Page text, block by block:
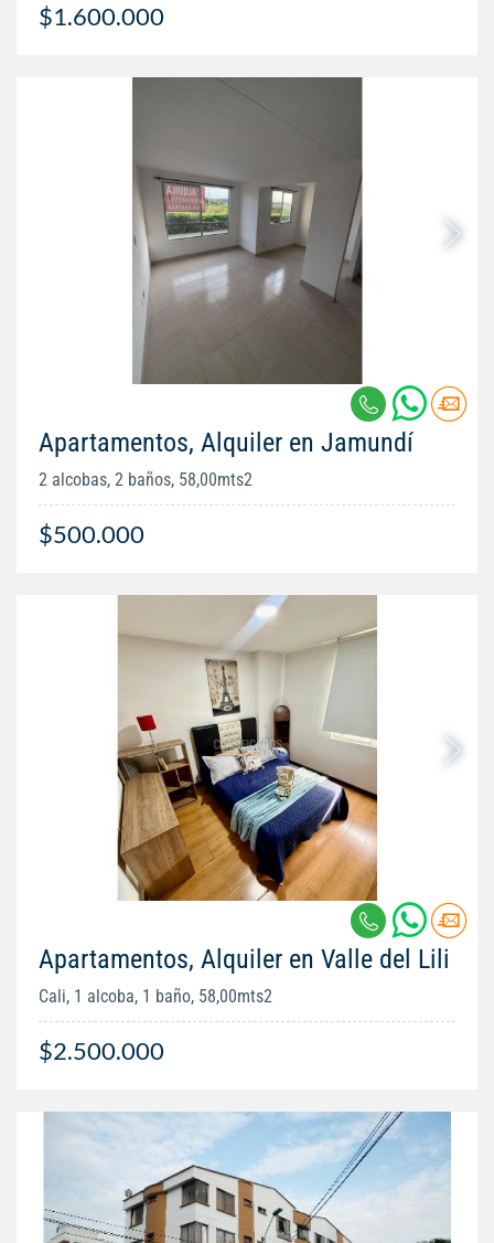
$1.600.000
Apartamentos, Alquiler en Jamundí
2 alcobas, 2 baños, 58,00mts2
$500.000
Apartamentos, Alquiler en Valle del Lili
Cali, 1 alcoba, 1 baño, 58,00mts2
$2.500.000